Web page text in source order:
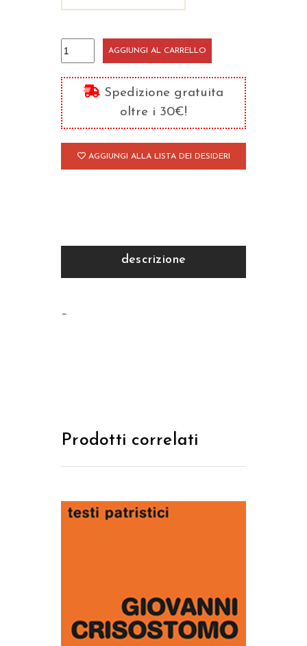
Polemica
con
i
Giudei
quantità
AGGIUNGI AL CARRELLO
Spedizione gratuita
oltre i 30€!
AGGIUNGI ALLA LISTA DEI DESIDERI
descrizione
–
Prodotti correlati
AGGIUNGI AL CARRELLO